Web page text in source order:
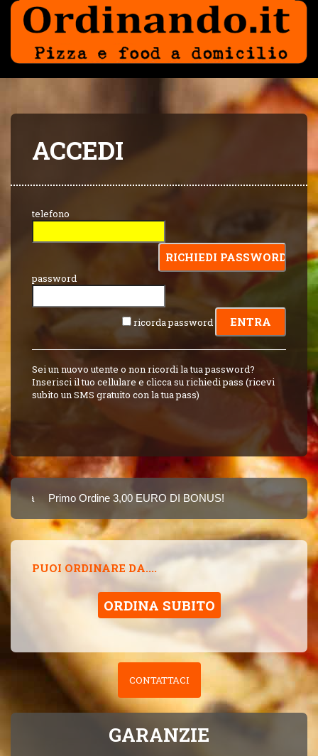
ACCEDI
telefono
password
ricorda password
Sei un nuovo utente o non ricordi la tua password?
Inserisci il tuo cellulare e clicca su richiedi pass (ricevi
subito un SMS gratuito con la tua pass)
Primo Ordine 3,00 EURO DI BONUS! 8 PUNTI 3,00
PUOI ORDINARE DA....
ORDINA SUBITO
CONTATTACI
GARANZIE